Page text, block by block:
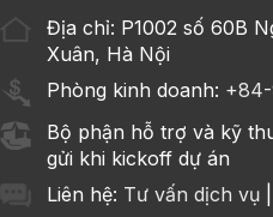
Địa chỉ: P1002 số 60B
Xuân, Hà Nội
Phòng kinh doanh:
Bộ phận hỗ trợ và kỹ
gửi khi kickoff dự án
Liên hệ: Tư vấn dịch vụ